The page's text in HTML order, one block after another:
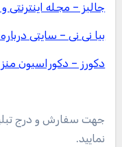
جالبز – مجله
بیا نی نی – سایتی
دکورز – دکوراسیون
جهت سفارش و درج
نمایید.